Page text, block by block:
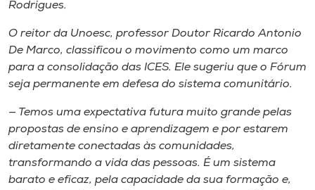
Rodrigues.
O reitor da Unoesc, professor Doutor Ricardo Antonio
De Marco, classificou o movimento como um marco
para a consolidação das ICES. Ele sugeriu que o Fórum
seja permanente em defesa do sistema comunitário.
— Temos uma expectativa futura muito grande pelas
propostas de ensino e aprendizagem e por estarem
diretamente conectadas às comunidades,
transformando a vida das pessoas. É um sistema
barato e eficaz, pela capacidade da sua formação e,